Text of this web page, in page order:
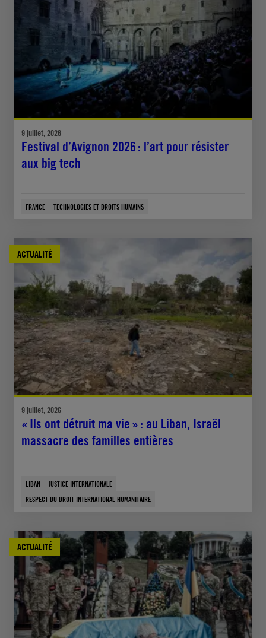
9 juillet, 2026
Festival d’Avignon 2026 : l’art pour résister
aux big tech
FRANCE TECHNOLOGIES ET DROITS HUMAINS
ACTUALITÉ
9 juillet, 2026
« Ils ont détruit ma vie » : au Liban, Israël
massacre des familles entières
LIBAN
JUSTICE INTERNATIONALE
RESPECT DU DROIT INTERNATIONAL HUMANITAIRE
ACTUALITÉ